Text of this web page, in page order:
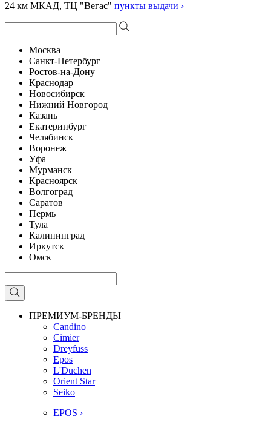
24 км МКАД, ТЦ "Вегас" пункты выдачи ›
Москва
Санкт-Петербург
Ростов-на-Дону
Краснодар
Новосибирск
Нижний Новгород
Казань
Екатеринбург
Челябинск
Воронеж
Уфа
Мурманск
Красноярск
Волгоград
Саратов
Пермь
Тула
Калининград
Иркутск
Омск
ПРЕМИУМ-БРЕНДЫ
Candino
Cimier
Dreyfuss
Epos
L'Duchen
Orient Star
Seiko
EPOS ›